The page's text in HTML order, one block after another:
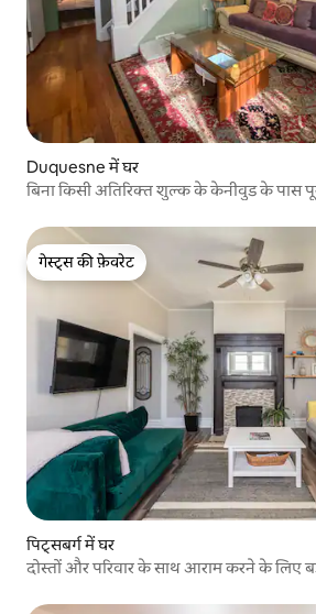
Duquesne में घर
बिना किसी अतिरिक्त शुल्क के केनीवुड के पास
गेस्ट्स की फ़ेवरेट
गेस्ट्स की फ़ेवरेट
पिट्सबर्ग में घर
दोस्तों और परिवार के साथ आराम करने के लिए